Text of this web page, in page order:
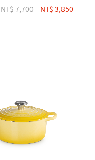
Price reduced from
NT$ 7,700toNT$ 3,850